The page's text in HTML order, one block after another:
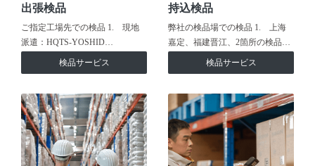
出張検品
ご指定工場先での検品 1. 現地
派遣：HQTS-YOSHID…
検品サービス
持込検品
弊社の検品場での検品 1. 上海
嘉定、福建晋江、2箇所の検品…
検品サービス